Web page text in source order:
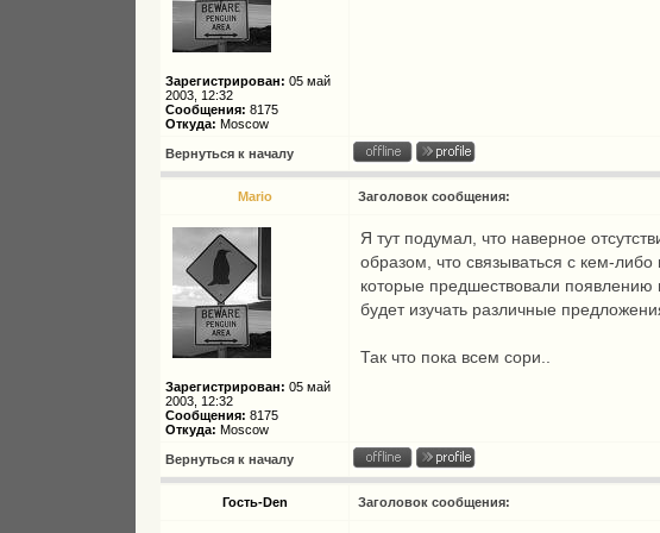
Зарегистрирован: 05 май
2003, 12:32
Сообщения: 8175
Откуда: Moscow
Вернуться к началу
Mario Заголовок сообщения:
Зарегистрирован: 05 май
2003, 12:32
Сообщения: 8175
Откуда: Moscow
Я тут подумал, что наверное
образом, что связываться с кем-
которые предшествовали появлению
будет изучать различные
Так что пока всем сори..
Вернуться к началу
Гость-Den Заголовок сообщения: